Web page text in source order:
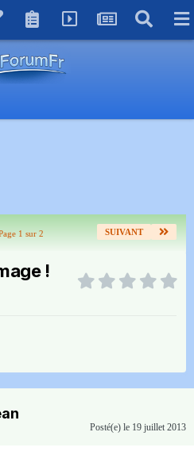
SUIVANT
1 sur 2
!
Posté(e) le 19 juillet 2013